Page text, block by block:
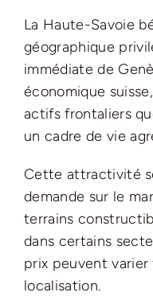
La Haute-Savoie
géographique
immédiate de
économique
actifs frontaliers
un cadre de vie
Cette attractivité
demande sur le
terrains
dans certains
prix peuvent
localisation.